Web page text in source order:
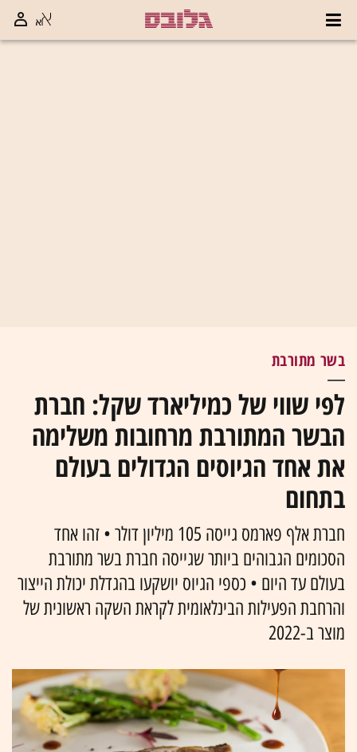
בשר מתורבת
לפי שווי של כמיליארד שקל: חברת
הבשר המתורבת מרחובות משלימה
את אחד הגיוסים הגדולים בעולם
בתחום
חברת אלף פארמס גייסה 105 מיליון דולר • זהו אחד
הסכומים הגבוהים ביותר שגייסה חברת בשר מתורבת
בעולם עד היום • כספי הגיוס יושקעו בהגדלת יכולת הייצור
והרחבת הפעילות הבינלאומית לקראת השקה ראשונית של
מוצר ב-2022